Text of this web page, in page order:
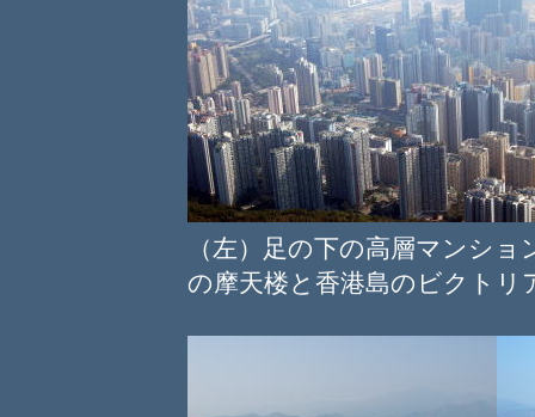
（左）足の下の高層マン
の摩天楼と香港島のビクトリ